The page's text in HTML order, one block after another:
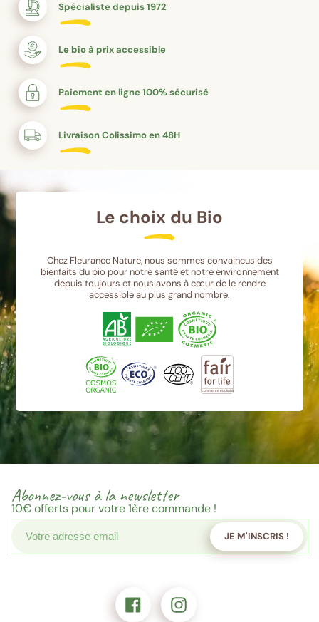
Spécialiste depuis 1972
Le bio à prix accessible
Paiement en ligne 100% sécurisé
Livraison Colissimo en 48H
Le choix du Bio
Chez Fleurance Nature, nous sommes convaincus des
bienfaits du bio pour notre santé et notre environnement
depuis toujours et nous avons à cœur de le rendre
accessible au plus grand nombre.
Abonnez-vous à la newsletter
10€offerts pour votre 1ère commande !
JE M'INSCRIS !